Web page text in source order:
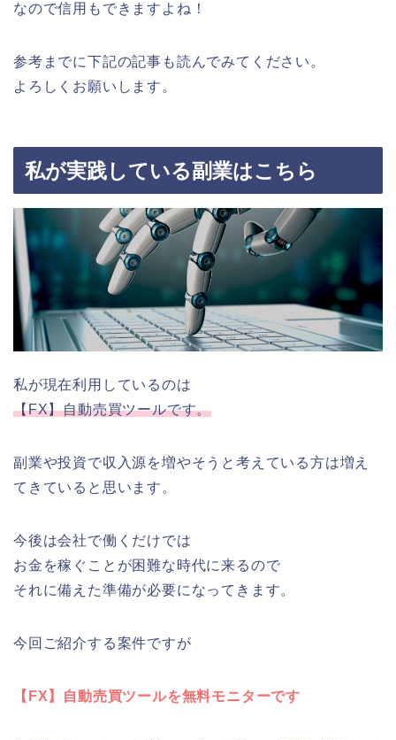
なので信用もできますよね！
参考までに下記の記事も読んでみてください。
よろしくお願いします。
私が実践している副業はこちら
私が現在利用しているのは
【FX】自動売買ツールです。
副業や投資で収入源を増やそうと考えている方は増え
てきていると思います。
今後は会社で働くだけでは
お金を稼ぐことが困難な時代に来るので
それに備えた準備が必要になってきます。
今回ご紹介する案件ですが
【FX】自動売買ツールを無料モニターです